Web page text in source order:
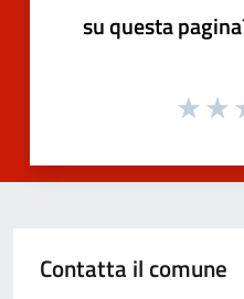
su questa
Contatta il comune